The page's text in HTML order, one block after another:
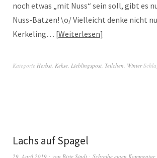
noch etwas „mit Nuss“ sein soll, gibt es
Nuss-Batzen! \o/ Vielleicht denke nicht
Kerkeling… Weiterlesen
Kategorie Herbst, Kekse, Lieblingspost, Teilchen, Winter
Lachs auf Spagel
29. April 2019 von Birte Sindt Schreibe einen Kommentar